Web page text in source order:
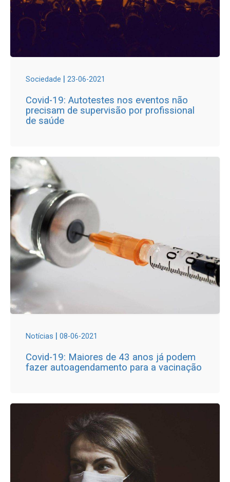
Sociedade | 23-06-2021
Covid-19: Autotestes nos eventos não
precisam de supervisão por profissional
de saúde
Notícias | 08-06-2021
Covid-19: Maiores de 43 anos já podem
fazer autoagendamento para a vacinação